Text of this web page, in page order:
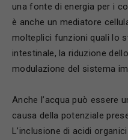
una fonte di energia per i
è anche un mediatore
molteplici funzioni quali lo
intestinale, la riduzione
modulazione del sistema
Anche l’acqua può essere
causa della potenziale
L’inclusione di acidi